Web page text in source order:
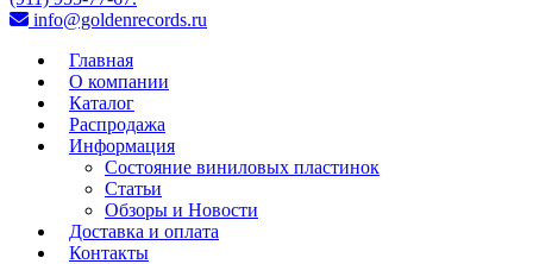
info@goldenrecords.ru
Главная
О компании
Каталог
Распродажа
Информация
Состояние виниловых пластинок
Статьи
Обзоры и Новости
Доставка и оплата
Контакты